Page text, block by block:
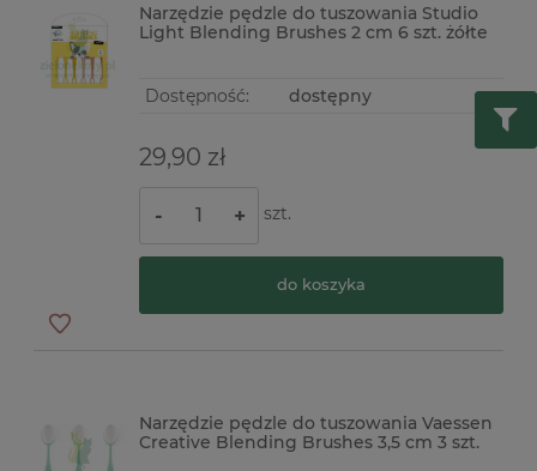
Narzędzie pędzle do tuszowania Studio
Light Blending Brushes 2 cm 6 szt. żółte
Dostępność: dostępny
29,90 zł
- + szt.
do koszyka
Narzędzie pędzle do tuszowania Vaessen
Creative Blending Brushes 3,5 cm 3 szt.